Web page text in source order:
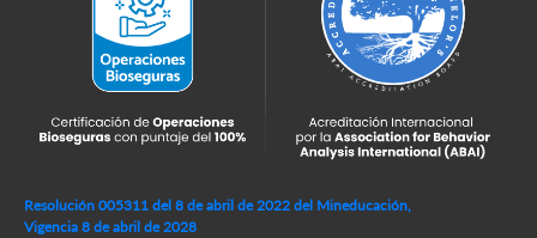
Resolución 005311 del 8 de abril de 2022 del Mineducación,
Vigencia 8 de abril de 2028